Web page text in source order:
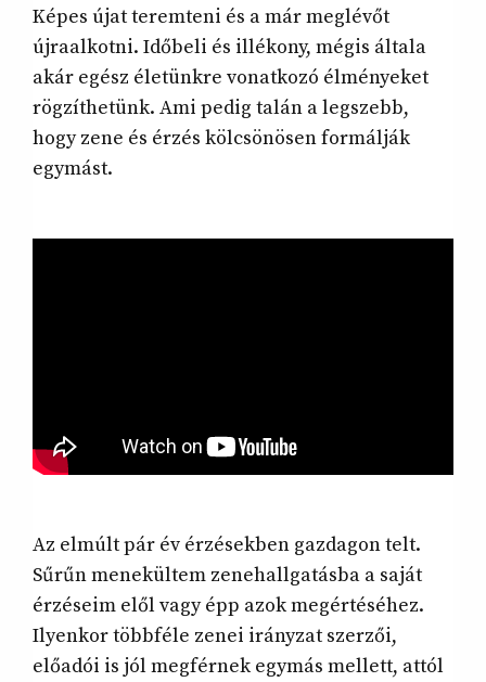
Képes újat teremteni és a már meglévőt
újraalkotni. Időbeli és illékony, mégis általa
akár egész életünkre vonatkozó élményeket
rögzíthetünk. Ami pedig talán a legszebb,
hogy zene és érzés kölcsönösen formálják
egymást.
Az elmúlt pár év érzésekben gazdagon telt.
Sűrűn menekültem zenehallgatásba a saját
érzéseim elől vagy épp azok megértéséhez.
Ilyenkor többféle zenei irányzat szerzői,
előadói is jól megférnek egymás mellett, attól